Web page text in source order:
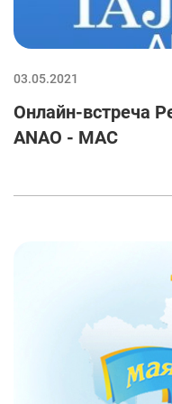
03.05.2021
Онлайн-встреча
ANAO - МАС